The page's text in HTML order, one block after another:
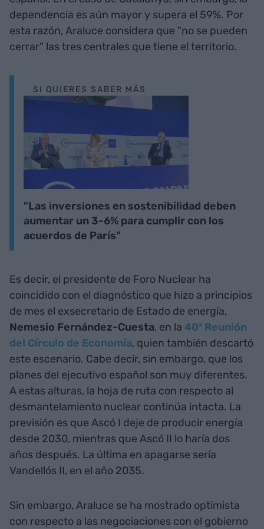
dependencia es aún mayor y supera el 59%. Por
esta razón, Araluce considera que "no se pueden
cerrar" las tres centrales que tiene el territorio.
SI QUIERES SABER MÁS
"Las inversiones en sostenibilidad deben
aumentar un 3-6% para cumplir con los
acuerdos de París"
Es decir, el presidente de Foro Nuclear ha
coincidido con el diagnóstico que hizo a principios
de mes el exsecretario de Estado de energía,
Nemesio Fernández-Cuesta, en la 40ª Reunión
del Círculo de Economía, quien también descartó
este escenario. Cabe decir, sin embargo, que los
planes del ejecutivo español son muy diferentes.
A estas alturas, la hoja de ruta con respecto al
desmantelamiento nuclear continúa intacta. La
previsión es que Ascó I deje de producir energía
desde 2030, mientras que Ascó II lo haría dos
años después. La última en apagarse sería
Vandellós II, en el año 2035.
Sin embargo, Araluce se ha mostrado optimista
con respecto a las negociaciones con el gobierno